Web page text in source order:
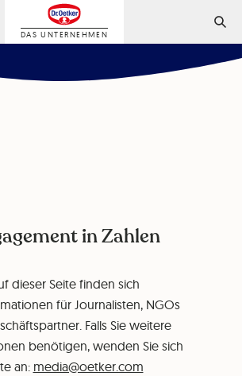
DAS UNTERNEHMEN
in Zahlen
dieser Seite finden sich
für Journalisten, NGOs
Falls Sie weitere
benötigen, wenden Sie sich
an: media@oetker.com